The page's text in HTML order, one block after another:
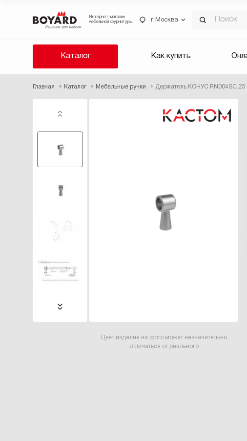
Интернет-магазин
мебельной фурнитуры
г Москва
Каталог Как купить
Главная Каталог Мебельные ручки Держатель КОНУС RN004SC.23
Цвет изделия на фото может незначительно
отличаться от реального